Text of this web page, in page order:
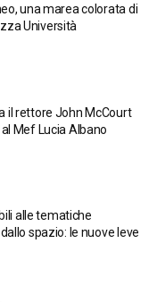
una marea colorata di
Università
il rettore John McCourt
Mef Lucia Albano
alle tematiche
spazio: le nuove leve